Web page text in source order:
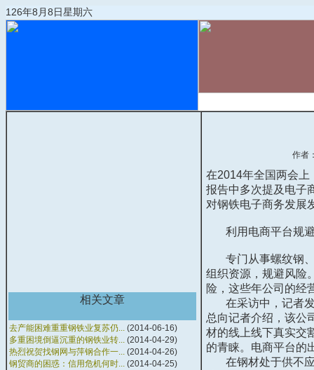
126年8月8日星期六
相关文章
去产能困难重重钢铁业复苏仍... (2014-06-16)
多重困境倒逼沉重的钢铁业转... (2014-04-29)
热烈祝贺找钢网与萍钢合作一... (2014-04-26)
钢贸商的困惑：信用危机何时... (2014-04-25)
作者
在2014年全国两会上
报告中多次提及电子
对钢铁电子商务发展
利用电商平台规
专门从事螺纹钢、
组织资源，规避风险
险，这些年公司的经
在采访中，记者发
总向记者介绍，该公
材的线上线下真实交
的青睐。电商平台的
在钢材处于供不应